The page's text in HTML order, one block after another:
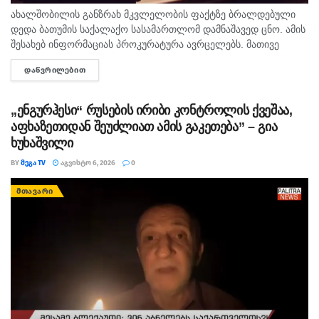
პროკურატურის შუამდგომლობის საფუძველზე
ბრალდებულების ნაწილს აღკვეთის ღონისძიების
სახით პატიმრობა, ხოლო ერთ ბრალდებულს,
რომელმაც გამოძიებასთან ითანამშრომლა,
ბრალდებულების ნაწილისთვის აღკვეთის ღონისძიების
შეფარდების საკითხზე სასამართლო კანონით
დადგენილ ვადაში იმსჯელებს“, – განაცხადა დავით
გუმბერიძემ.
ახალშობილის განზრახ მკვლელობის ფაქტზე ბრალდებული
დედა ბათუმის საქალაქო სასამართლომ დამნაშავედ ცნო. ამის
შესახებ ინფორმაციას პროკურატურა ავრცელებს. მათივე
ინფორმაციით, საქმე ეხება, 22 თებერვალს, ბათუმის ერთ-
ერთი კლინიკაში მომხდარ ფაქტს, რა დროსაც კლინიკის ერთ-
ᲓᲐᲬᲕᲠᲘᲚᲔᲑᲘᲗ
„ენგურჰესი“ რუსების ირიბი კონტროლის ქვეშაა,
აფხაზეთიდან შეუძლიათ ამის გაკეთება” – გია
ხუხაშვილი
BYᲛᲔᲒᲐ TV ᲐᲒᲕᲘᲡᲢᲝ 6, 2026 0
ᲛᲗᲐᲕᲐᲠᲘ